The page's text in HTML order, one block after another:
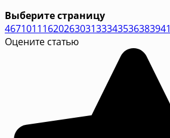
Выберите страницу
4671011162026303133343536383941
Оцените статью